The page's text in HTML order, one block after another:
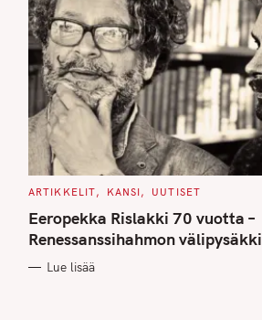
C
T
E
G
O
I
ARTIKKELIT KANSI UUTISET
Eeropekka Rislakki 70 vuotta –
Renessanssihahmon välipysäkki
Lue lisää